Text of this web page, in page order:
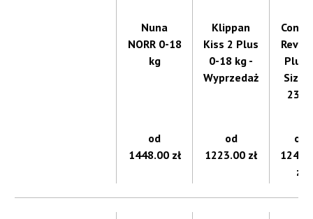
Nuna
NORR 0-18
kg
Klippan
Kiss 2 Plus
0-18 kg -
Wyprzedaż
Plus
Size
23
od
1448.00 zł
od
1223.00 zł
od
zł